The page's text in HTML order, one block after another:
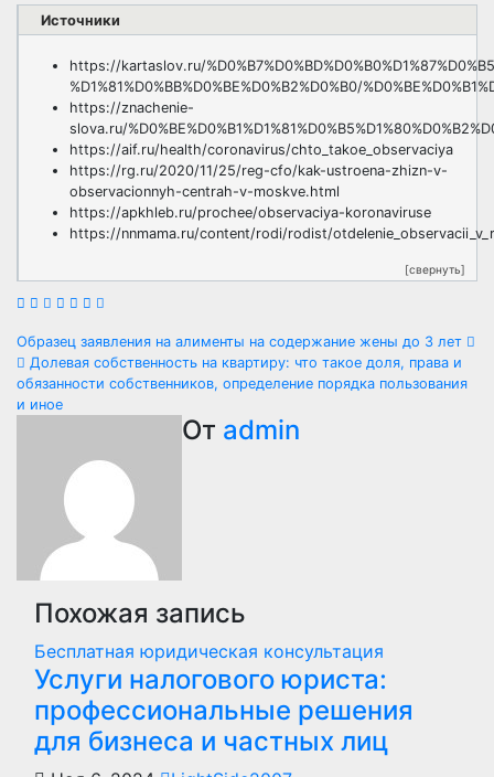
Источники
https://kartaslov.ru/
%D1%81%D0%BB%D0%BE%D0%B2%D0%B0/
https://znachenie-
slova.ru/
https://aif.ru/health/coronavirus/chto_takoe_observaciya
https://rg.ru/2020/11/25/reg-cfo/kak-ustroena-zhizn-v-
observacionnyh-centrah-v-moskve.html
https://apkhleb.ru/prochee/observaciya-koronaviruse
https://nnmama.ru/content/rodi/rodist/
[свернуть]
Навигация
по
Образец заявления на алименты на содержание жены до 3 лет
Долевая собственность на квартиру: что такое доля, права и
обязанности собственников, определение порядка пользования
и иное
От admin
Похожая запись
Бесплатная юридическая консультация
Услуги налогового юриста:
профессиональные решения
для бизнеса и частных лиц